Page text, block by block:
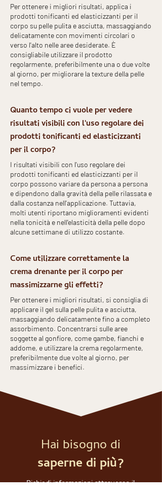
Per ottenere i migliori risultati, applica i
prodotti tonificanti ed elasticizzanti per il
corpo su pelle pulita e asciutta, massaggiando
delicatamente con movimenti circolari o
verso l'alto nelle aree desiderate. È
consigliabile utilizzare il prodotto
regolarmente, preferibilmente una o due volte
al giorno, per migliorare la texture della pelle
nel tempo.
Quanto tempo ci vuole per vedere
risultati visibili con l'uso regolare dei
prodotti tonificanti ed elasticizzanti
per il corpo?
I risultati visibili con l'uso regolare dei
prodotti tonificanti ed elasticizzanti per il
corpo possono variare da persona a persona
e dipendono dalla gravità della pelle rilassata e
dalla costanza nell'applicazione. Tuttavia,
molti utenti riportano miglioramenti evidenti
nella tonicità e nell'elasticità della pelle dopo
alcune settimane di utilizzo costante.
Come utilizzare correttamente la
crema drenante per il corpo per
massimizzarne gli effetti?
Per ottenere i migliori risultati, si consiglia di
applicare il gel sulla pelle pulita e asciutta,
massaggiando delicatamente fino a completo
assorbimento. Concentrarsi sulle aree
soggette al gonfiore, come gambe, fianchi e
addome, e utilizzare la crema regolarmente,
preferibilmente due volte al giorno, per
massimizzare i benefici.
Hai bisogno di
saperne di più?
Richiedi informazioni attraverso il